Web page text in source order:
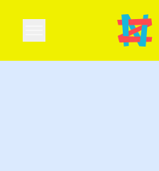
Open main menu